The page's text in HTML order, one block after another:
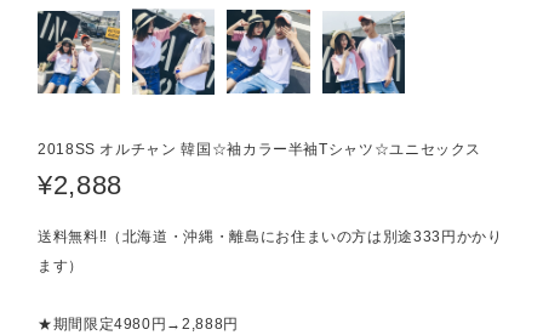
2018SS オルチャン 韓国☆袖カラー半袖Tシャツ☆ユニセックス
¥2,888
送料無料‼（北海道・沖縄・離島にお住まいの方は別途333円かかり
ます）
★期間限定4980円→2,888円